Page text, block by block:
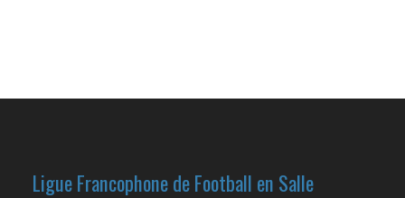
Ligue Francophone de Football en Salle